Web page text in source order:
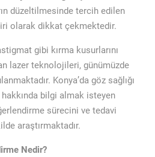
düzeltilmesinde tercih edilen
olarak dikkat çekmektedir.
gibi kırma kusurlarını
lazer teknolojileri, günümüzde
Konya’da göz sağlığı
bilgi almak isteyen
sürecini ve tedavi
araştırmaktadır.
Nedir?